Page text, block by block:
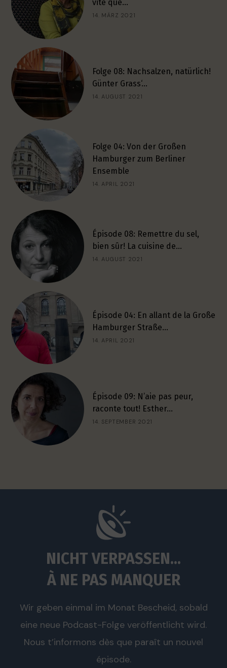
vite que…
14. MÄRZ 2021
Folge 08: Nachsalzen, natürlich!
Günter Grass‘…
14. AUGUST 2021
Folge 04: Von der Großen
Hamburger zum Berliner
Ensemble
14. APRIL 2021
Épisode 08: Remettre du sel,
bien sûr! La cuisine de…
14. AUGUST 2021
Épisode 04: En allant de la Große
Hamburger Straße…
14. APRIL 2021
Épisode 09: N’aie pas peur,
raconte tout! Esther…
14. SEPTEMBER 2021
NICHT VERPASSEN...
À NE PAS MANQUER
Wir geben einmal im Monat Bescheid, sobald
eine neue Podcast-Folge veröffentlicht wird.
Nous t’informons dès que paraît un nouvel
épisode.